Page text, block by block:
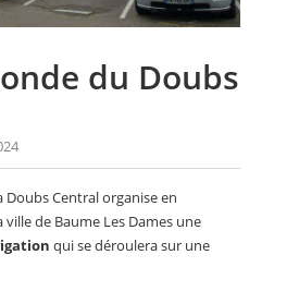
du Doubs
Doubs Central organise en
de Baume Les Dames une
qui se déroulera sur une